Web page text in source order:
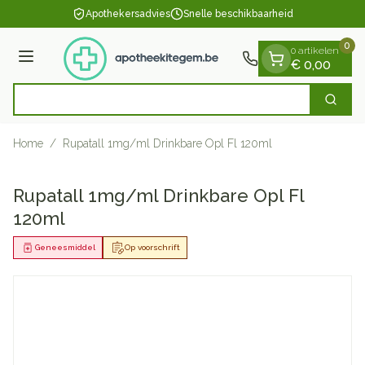
Ga naar de inhoudApothekersadvies Snelle beschikbaarheid
Menu
Zoek
0 artikelen
€ 0,00
0
Home / Rupatall 1mg/ml Drinkbare Opl Fl 120ml
Rupatall 1mg/ml Drinkbare Opl Fl
120ml
Op voorschrift
Geneesmiddel